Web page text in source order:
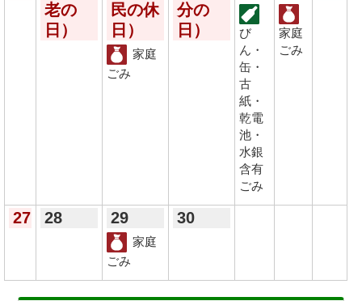
老の
日）
民の休
日）
家庭
ごみ
分の
日）
び
ん・
缶・
古
紙・
乾電
池・
水銀
含有
ごみ
家庭
ごみ
27 28 29
家庭
ごみ
30